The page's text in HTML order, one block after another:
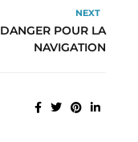
NEXT
DANGER POUR LA
NAVIGATION